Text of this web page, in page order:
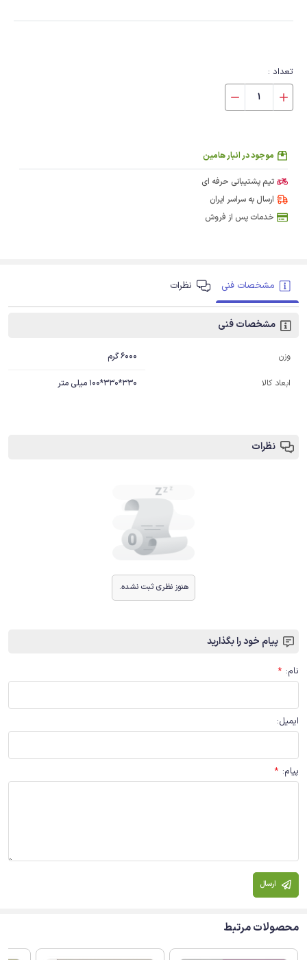
تعداد :
موجود در انبار هامین
تیم پشتیبانی حرفه ای
ارسال به سراسر ایران
خدمات پس از فروش
مشخصات فنی نظرات
مشخصات فنی
وزن 6000 گرم
ابعاد کالا 330*330*100 میلی متر
نظرات
هنوز نظری ثبت نشده.
پیام خود را بگذارید
نام:
*
ایمیل:
پیام:
*
ارسال
محصولات مرتبط